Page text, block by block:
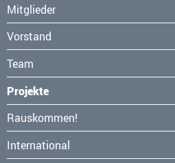
Mitglieder
Vorstand
Team
Projekte
Navigation
überspringen
Rauskommen!
International